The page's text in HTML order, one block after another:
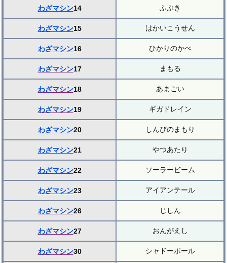
わざマシン14 ふぶき
わざマシン15 はかいこうせん
わざマシン16 ひかりのかべ
わざマシン17 まもる
わざマシン18 あまごい
わざマシン19 ギガドレイン
わざマシン20 しんぴのまもり
わざマシン21 やつあたり
わざマシン22 ソーラービーム
わざマシン23 アイアンテール
わざマシン26 じしん
わざマシン27 おんがえし
わざマシン30 シャドーボール